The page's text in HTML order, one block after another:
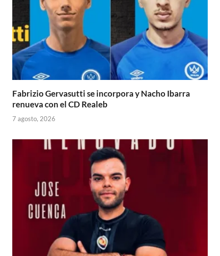
Fabrizio Gervasutti se incorpora y Nacho Ibarra
renueva con el CD Realeb
7 agosto, 2026